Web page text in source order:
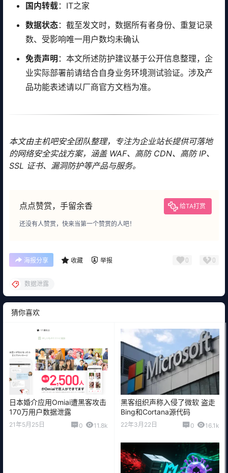
国内转载：IT之家
数据状态：截至发文时，数据所有者身份、重复记录
数、受影响唯一用户数均未确认
免责声明 ：本文所述防护建议基于公开信息整理，企
业实际部署前请结合自身业务环境测试验证。涉及产
品功能表述请以厂商官方文档为准。
本文由主机吧安全团队整理，专注为企业站长提供可落地
的网络安全实战方案，涵盖 WAF、高防 CDN、高防 IP、
SSL 证书、漏洞防护等产品与服务。
点点赞赏，手留余香 给TA打赏
还没有人赞赏，快来当第一个赞赏的人吧！
海报分享 收藏 举报 0 0
数据泄露
猜你喜欢
日本婚介应用Omiai遭黑客攻击
170万用户数据泄露
21年5月25日 0 11.8k
黑客组织声称入侵了微软 盗走
Bing和Cortana源代码
22年3月22日 0 16.1k